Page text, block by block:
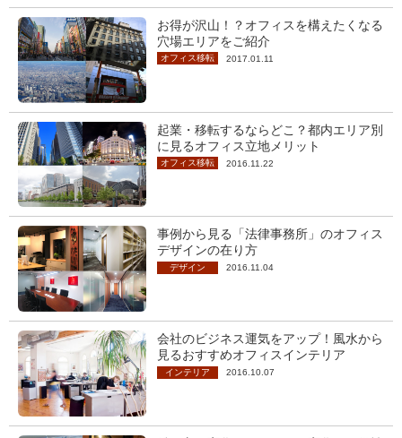
お得が沢山！？オフィスを構えたくなる
穴場エリアをご紹介
オフィス移転 2017.01.11
起業・移転するならどこ？都内エリア別
に見るオフィス立地メリット
オフィス移転 2016.11.22
事例から見る「法律事務所」のオフィス
デザインの在り方
デザイン 2016.11.04
会社のビジネス運気をアップ！風水から
見るおすすめオフィスインテリア
インテリア 2016.10.07